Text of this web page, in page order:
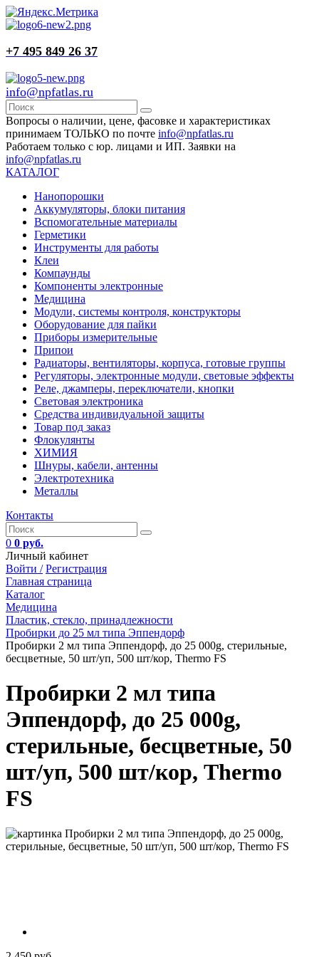
+7 495 849 26 37
info@npfatlas.ru
Вопросы о наличии, цене, фасовке и характеристиках
принимаем ТОЛЬКО по почте info@npfatlas.ru
Работаем только с юр. лицами и ИП. Заявки на
info@npfatlas.ru
КАТАЛОГ
Нанопорошки
Аккумуляторы, блоки питания
Вспомогательные материалы
Герметики
Инструменты для работы
Клеи
Компаунды
Компоненты электронные
Медицина
Модули, системы контроля, конструкторы
Оборудование для пайки
Приборы измерительные
Припои
Радиаторы, вентиляторы, корпуса, готовые группы
Регуляторы, электронные модули, световые эффекты
Реле, джамперы, переключатели, кнопки
Световая электроника
Средства индивидуальной защиты
Товар под заказ
Флокулянты
ХИМИЯ
Шнуры, кабели, антенны
Электротехника
Металлы
Контакты
0 0 руб.
Личный кабинет
Войти / Регистрация
Главная страница
Каталог
Медицина
Пластик, стекло, принадлежности
Пробирки до 25 мл типа Эппендорф
Пробирки 2 мл типа Эппендорф, до 25 000g, стерильные,
бесцветные, 50 шт/уп, 500 шт/кор, Thermo FS
Пробирки 2 мл типа
Эппендорф, до 25 000g,
стерильные, бесцветные, 50
шт/уп, 500 шт/кор, Thermo
FS